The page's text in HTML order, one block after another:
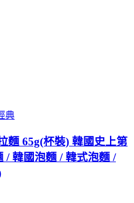
典
麵 65g(杯裝) 韓國史上第
/ 韓國泡麵 / 韓式泡麵 /